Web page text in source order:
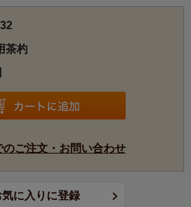
茶杓
のご注文・お問い合わせ